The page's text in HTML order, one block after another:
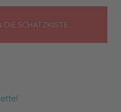
DIE SCHATZKISTELEGEN